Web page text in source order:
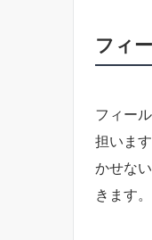
フィ
フィー
担いま
かせな
きます。